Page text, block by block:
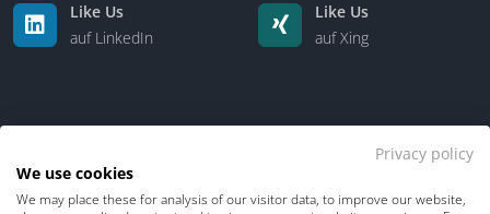
Like Us
auf LinkedIn
Like Us
auf Xing
Kontakt Über uns
Privacy policy
We use cookies
We may place these for analysis of our visitor data, to improve our website,